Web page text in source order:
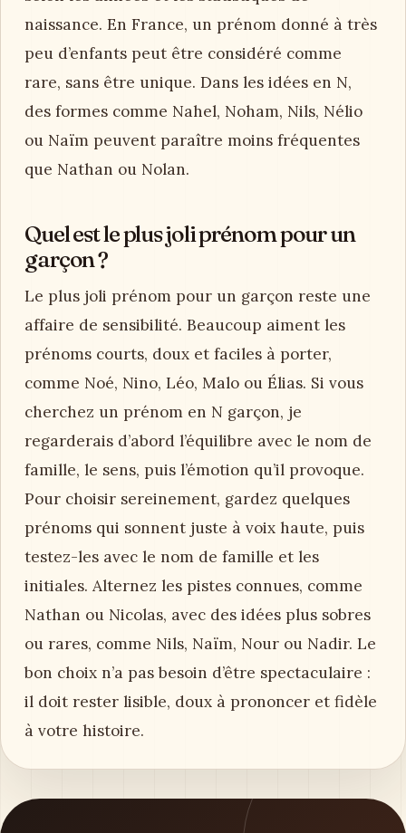
naissance. En France, un prénom donné à très
peu d’enfants peut être considéré comme
rare, sans être unique. Dans les idées en N,
des formes comme Nahel, Noham, Nils, Nélio
ou Naïm peuvent paraître moins fréquentes
que Nathan ou Nolan.
Quel est le plus joli prénom pour un
garçon ?
Le plus joli prénom pour un garçon reste une
affaire de sensibilité. Beaucoup aiment les
prénoms courts, doux et faciles à porter,
comme Noé, Nino, Léo, Malo ou Élias. Si vous
cherchez un prénom en N garçon, je
regarderais d’abord l’équilibre avec le nom de
famille, le sens, puis l’émotion qu’il provoque.
Pour choisir sereinement, gardez quelques
prénoms qui sonnent juste à voix haute, puis
testez-les avec le nom de famille et les
initiales. Alternez les pistes connues, comme
Nathan ou Nicolas, avec des idées plus sobres
ou rares, comme Nils, Naïm, Nour ou Nadir. Le
bon choix n’a pas besoin d’être spectaculaire :
il doit rester lisible, doux à prononcer et fidèle
à votre histoire.